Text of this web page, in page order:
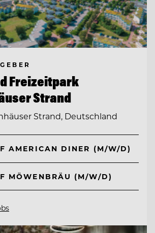
Freizeitpark
Strand
Strand, Deutschland
AMERICAN DINER (M/W/D)
MÖWENBRÄU (M/W/D)